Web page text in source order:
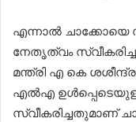
എന്നാൽ ചാക്കോയെ
നേതൃത്വം
മന്ത്രി എ കെ
എൽഎ
സ്വീകരിച്ചതുമാണ്